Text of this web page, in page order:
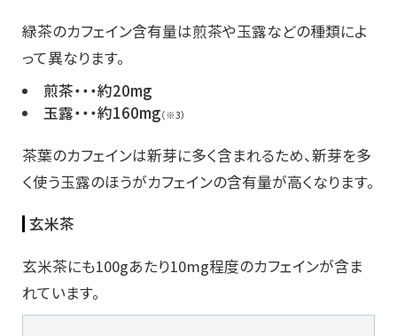
緑茶のカフェイン含有量は煎茶や玉露などの種類によ
って異なります。
煎茶・・・約20mg
玉露・・・約160mg（※3）
茶葉のカフェインは新芽に多く含まれるため、新芽を多
く使う玉露のほうがカフェインの含有量が高くなります。
玄米茶
玄米茶にも100gあたり10mg程度のカフェインが含ま
れています。